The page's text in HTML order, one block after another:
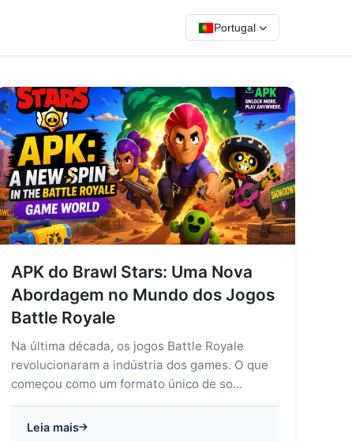
Portugal
APK do Brawl Stars: Uma Nova
Abordagem no Mundo dos Jogos
Battle Royale
Na última década, os jogos Battle Royale
revolucionaram a indústria dos games. O que
começou como um formato único de so...
Leia mais